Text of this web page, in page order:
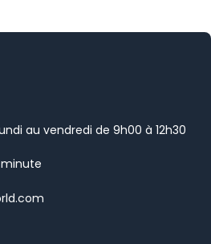
au vendredi de 9h00 à 12h30
minute